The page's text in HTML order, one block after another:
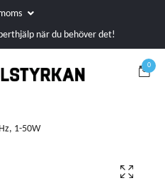
när du behöver det!
0
1-50W